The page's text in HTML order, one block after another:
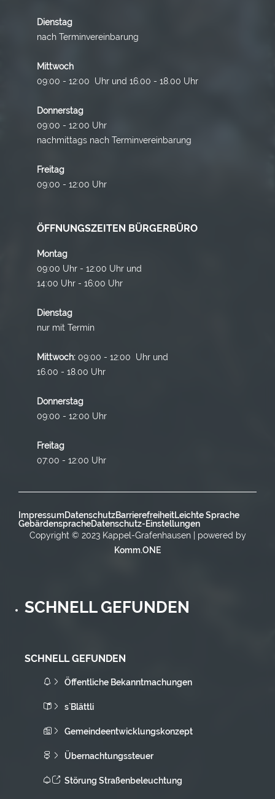
Dienstag
nach Terminvereinbarung
Mittwoch
09:00 - 12:00 Uhr und 16.00 - 18.00 Uhr
Donnerstag
09:00 - 12:00 Uhr
nachmittags nach Terminvereinbarung
Freitag
09:00 - 12:00 Uhr
ÖFFNUNGSZEITEN BÜRGERBÜRO
Montag
09:00 Uhr - 12:00 Uhr und
14:00 Uhr - 16:00 Uhr
Dienstag
nur mit Termin
Mittwoch: 09:00 - 12:00 Uhr und
16.00 - 18.00 Uhr
Donnerstag
09:00 - 12:00 Uhr
Freitag
07:00 - 12:00 Uhr
ImpressumDatenschutzBarrierefreiheitLeichte Sprache
GebärdenspracheDatenschutz-Einstellungen
Copyright © 2023 Kappel-Grafenhausen | powered by
Komm.ONE
SCHNELL GEFUNDEN
SCHNELL GEFUNDEN
Öffentliche Bekanntmachungen
s`Blättli
Gemeindeentwicklungskonzept
Übernachtungssteuer
Störung Straßenbeleuchtung